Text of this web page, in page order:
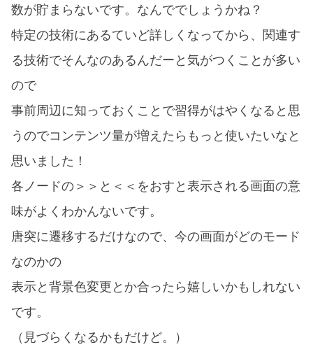
数が貯まらないです。なんででしょうかね？
特定の技術にあるていど詳しくなってから、関連す
る技術でそんなのあるんだーと気がつくことが多い
ので
事前周辺に知っておくことで習得がはやくなると思
うのでコンテンツ量が増えたらもっと使いたいなと
思いました！
各ノードの＞＞と＜＜をおすと表示される画面の意
味がよくわかんないです。
唐突に遷移するだけなので、今の画面がどのモード
なのかの
表示と背景色変更とか合ったら嬉しいかもしれない
です。
（見づらくなるかもだけど。）